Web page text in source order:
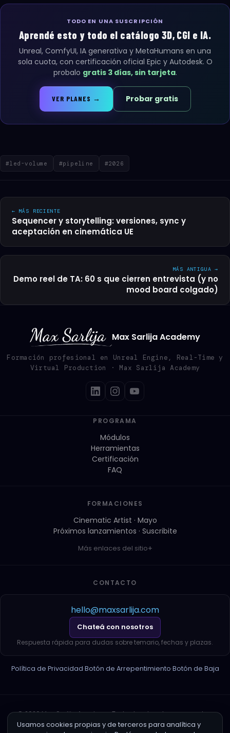
TODO EN UNA SUSCRIPCIÓN
Aprendé esto y todo el catálogo 3D, CGI e IA.
Unreal, ComfyUI, IA generativa y MetaHumans en una
sola cuota, con certificación oficial Epic y Autodesk. O
probalo gratis 3 días, sin tarjeta.
VER PLANES → Probar gratis
#led-volume #pipeline #2026
← MÁS RECIENTE
Sequencer y storytelling: versiones, sync y
aceptación en cinemática UE
MÁS ANTIGUA →
Demo reel de TA: 60 s que cierren entrevista (y no
mood board colgado)
Max Sarlija Academy
Formación profesional en Unreal Engine, Real-Time y
Virtual Production · Max Sarlija Academy
PROGRAMA
Módulos
Herramientas
Certificación
FAQ
FORMACIONES
Cinematic Artist · Mayo
Próximos lanzamientos · Suscribite
Más enlaces del sitio
CONTACTO
hello@maxsarlija.com
Chateá con nosotros
Respuesta rápida para dudas sobre temario, fechas y plazas.
Política de Privacidad·Botón de Arrepentimiento·Botón de Baja
© 2026 Max Sarlija Academy. Todos los derechos reservados.
1.0.0 · dev
Usamos cookies propias y de terceros para analítica y